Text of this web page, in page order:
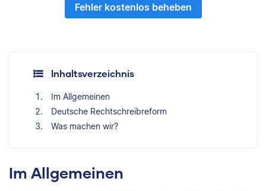
Fehler kostenlos beheben
Inhaltsverzeichnis
Im Allgemeinen
Deutsche Rechtschreibreform
Was machen wir?
Im Allgemeinen